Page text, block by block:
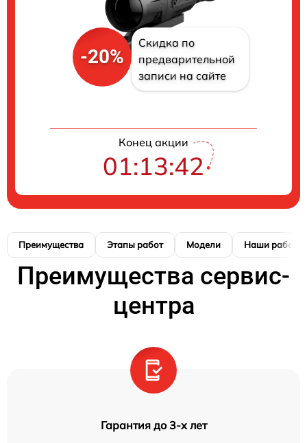
-20%
Скидка по
предварительной
записи на сайте
Конец акции
01:13:41
Преимущества Этапы работ Модели Наши работы
Преимущества сервис-
центра
Гарантия до 3-х лет